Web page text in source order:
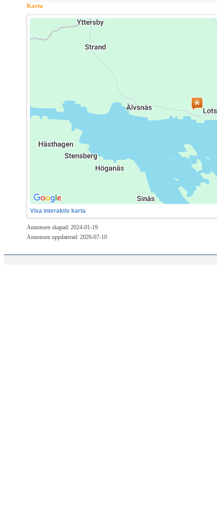
Karta
Visa interaktiv karta
Annonsen skapad: 2024-01-19
Annonsen uppdaterad: 2026-07-10